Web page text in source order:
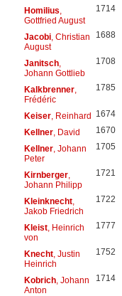
Homilius
Gottfried August
1714
Jacobi, Christian
August
1688
Janitsch,
Johann Gottlieb
1708
Kalkbrenner,
Frédéric
1785
Keiser, Reinhard 1674
Kellner, David 1670
Kellner, Johann
Peter
1705
Kirnberger,
Johann Philipp
1721
Kleinknecht,
Jakob Friedrich
1722
Kleist, Heinrich
von
1777
Knecht, Justin
Heinrich
1752
Kobrich, Johann
Anton
1714